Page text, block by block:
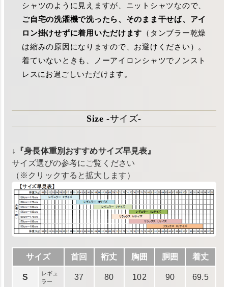
シャツのように見えますが、ニットシャツなので、
ご自宅の洗濯機で洗ったら、そのまま干せば、アイ
ロン掛けせずに着用いただけます （タンブラー乾燥
は縮みの原因になりますので、お避けください）。
着ていないときも、ノーアイロンシャツでノンスト
レスにお過ごしいただけます。
Size -サイズ-
↓『身長体重別おすすめサイズ早見表』
サイズ選びの参考にご覧ください
（※クリックすると拡大します）
サイズ 首回 裄丈 胸囲 胴囲 着丈
S
レギュ
ラー
37 80 102 90 69.5